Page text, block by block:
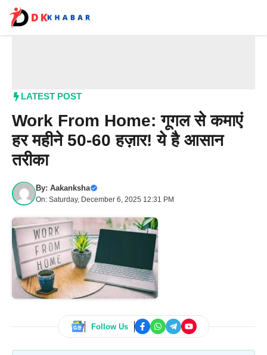
content
LATEST POST
Work From Home: गूगल से कमाएं
हर महीने 50-60 हज़ार! ये है आसान
तरीका
By: Aakanksha
On: Saturday, December 6, 2025 12:31 PM
Follow Us